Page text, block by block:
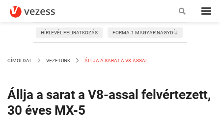
HÍRLEVÉL FELIRATKOZÁS FORMA-1 MAGYAR NAGYDÍJ
CÍMOLDAL VEZETÜNK ÁLLJA A SARAT A V8-ASSAL...
Állja a sarat a V8-assal felvértezett,
30 éves MX-5